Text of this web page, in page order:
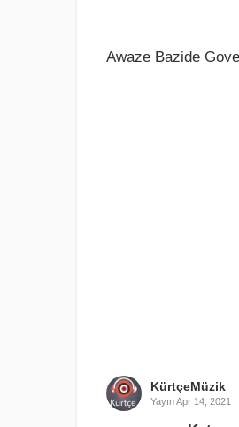
Awaze Bazide
KürtçeMüzik
YayınApr 14, 2021